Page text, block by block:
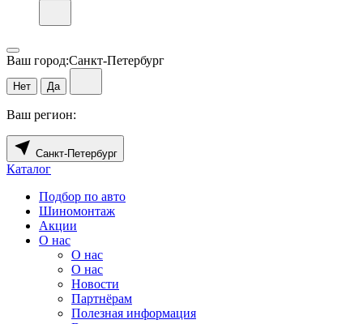
Ваш город:Санкт-Петербург
Нет Да
Ваш регион:
Санкт-Петербург
Каталог
Подбор по авто
Шиномонтаж
Акции
О нас
О нас
О нас
Новости
Партнёрам
Полезная информация